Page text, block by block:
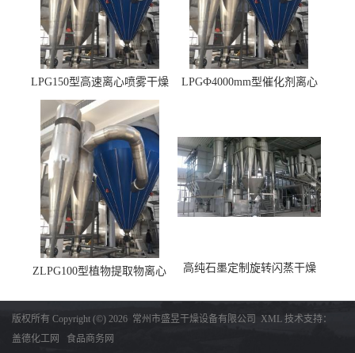
LPG150型高速离心喷雾干燥
机 φ2.85m
LPGФ4000mm型催化剂离心
ZLPG100型植物提取物离心
高纯石墨定制旋转闪蒸干燥
版权所有 Copyright (©) 2026 常州市盛昱干燥设备有限公司 XML 技术支持：
盖德化工网
食品商务网